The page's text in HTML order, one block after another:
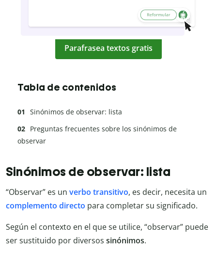
Parafrasea textos gratis
Tabla de contenidos
Sinónimos de observar: lista
Preguntas frecuentes sobre los sinónimos de
observar
Sinónimos de observar: lista
“Observar” es un verbo transitivo, es decir, necesita un
complemento directo para completar su significado.
Según el contexto en el que se utilice, “observar” puede
ser sustituido por diversos sinónimos.